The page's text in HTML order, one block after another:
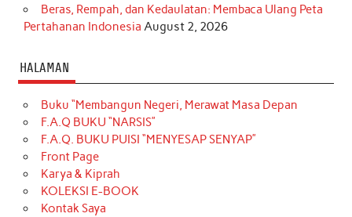
Beras, Rempah, dan Kedaulatan: Membaca Ulang Peta
Pertahanan Indonesia August 2, 2026
HALAMAN
Buku “Membangun Negeri, Merawat Masa Depan
F.A.Q BUKU “NARSIS”
F.A.Q. BUKU PUISI “MENYESAP SENYAP”
Front Page
Karya & Kiprah
KOLEKSI E-BOOK
Kontak Saya